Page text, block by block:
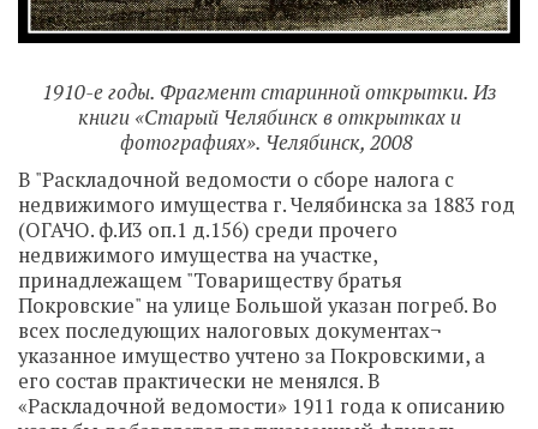
1910-е годы. Фрагмент старинной открытки. Из
книги «Старый Челябинск в открытках и
фотографиях». Челябинск, 2008
В "Раскладочной ведомости о сборе налога с
недвижимого имущества г. Челябинска за 1883 год
(ОГАЧО. ф.И3 оп.1 д.156) среди прочего
недвижимого имущества на участке,
принадлежащем "Товариществу братья
Покровские" на улице Большой указан погреб. Во
всех последующих налоговых документах¬
указанное имущество учтено за Покровскими, а
его состав практически не менялся. В
«Раскладочной ведомости» 1911 года к описанию